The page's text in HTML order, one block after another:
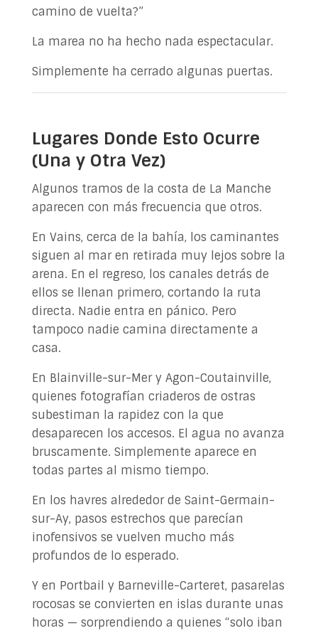
camino de vuelta?”
La marea no ha hecho nada espectacular.
Simplemente ha cerrado algunas puertas.
Lugares Donde Esto Ocurre
(Una y Otra Vez)
Algunos tramos de la costa de La Manche
aparecen con más frecuencia que otros.
En Vains, cerca de la bahía, los caminantes
siguen al mar en retirada muy lejos sobre la
arena. En el regreso, los canales detrás de
ellos se llenan primero, cortando la ruta
directa. Nadie entra en pánico. Pero
tampoco nadie camina directamente a
casa.
En Blainville-sur-Mer y Agon-Coutainville,
quienes fotografían criaderos de ostras
subestiman la rapidez con la que
desaparecen los accesos. El agua no avanza
bruscamente. Simplemente aparece en
todas partes al mismo tiempo.
En los havres alrededor de Saint-Germain-
sur-Ay, pasos estrechos que parecían
inofensivos se vuelven mucho más
profundos de lo esperado.
Y en Portbail y Barneville-Carteret, pasarelas
rocosas se convierten en islas durante unas
horas — sorprendiendo a quienes “solo iban